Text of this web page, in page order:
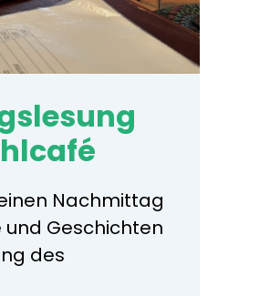
Nachmittag
Geschichten
des